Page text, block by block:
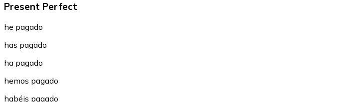
Present Perfect
he pagado
has pagado
ha pagado
hemos pagado
habéis pagado